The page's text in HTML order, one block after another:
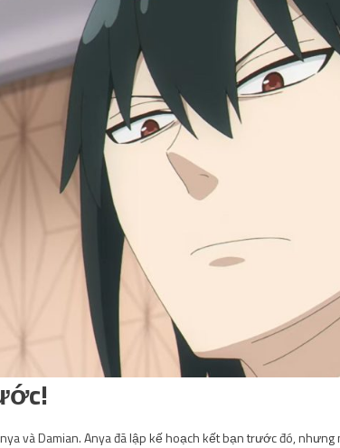
và Damian. Anya đã lập kế hoạch kết bạn trước đó,